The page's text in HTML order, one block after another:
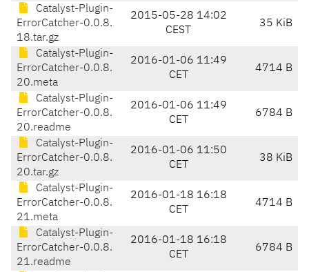
Catalyst-Plugin-
ErrorCatcher-0.0.8.
18.tar.gz
2015-05-28 14:02
CEST
35 KiB
Catalyst-Plugin-
ErrorCatcher-0.0.8.
20.meta
2016-01-06 11:49
CET
4714 B
Catalyst-Plugin-
ErrorCatcher-0.0.8.
20.readme
2016-01-06 11:49
CET
6784 B
Catalyst-Plugin-
ErrorCatcher-0.0.8.
20.tar.gz
2016-01-06 11:50
CET
38 KiB
Catalyst-Plugin-
ErrorCatcher-0.0.8.
21.meta
2016-01-18 16:18
CET
4714 B
Catalyst-Plugin-
ErrorCatcher-0.0.8.
21.readme
2016-01-18 16:18
CET
6784 B